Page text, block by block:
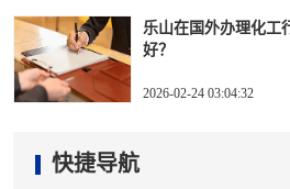
乐山在国外办理化工
好？
2026-02-24 03:04:32
快捷导航